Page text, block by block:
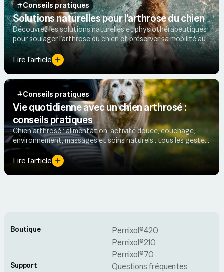
Conseils pratiques
Solutions naturelles pour l'arthrose du chien
Découvrez les solutions naturelles et physiothérapeutiques
pour soulager l’arthrose du chien et préserver sa mobilité au
quotidien, validées par la littérature vétérinaire.
Lire l'article
Conseils pratiques
Vie quotidienne avec un chien arthrosé :
conseils pratiques
Chien arthrosé : alimentation, activité douce, couchage,
environnement, massages et soins naturels : tous les gestes
clés pour améliorer confort et mobilité au quotidien.
Lire l'article
Boutique
Pernixol®420
Pernixol®210
Pernixol®70
Support
Questions fréquentes